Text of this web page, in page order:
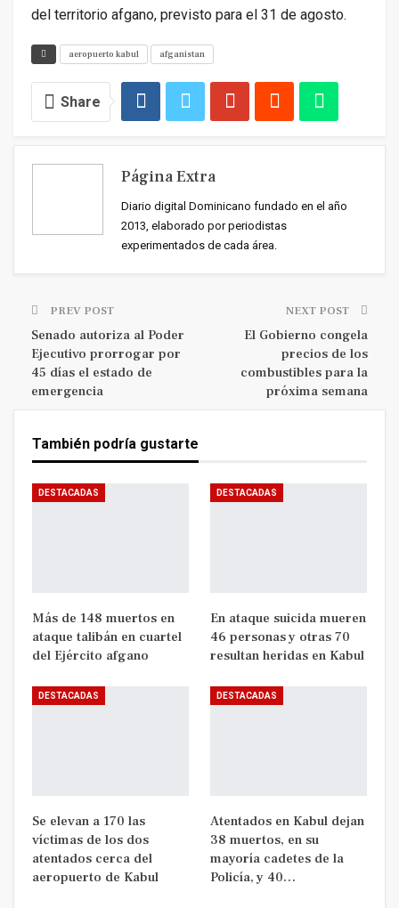
del territorio afgano, previsto para el 31 de agosto.
aeropuerto kabul afganistan
Share
Página Extra
Diario digital Dominicano fundado en el año
2013, elaborado por periodistas
experimentados de cada área.
PREV POST
Senado autoriza al Poder
Ejecutivo prorrogar por
45 días el estado de
emergencia
NEXT POST
El Gobierno congela
precios de los
combustibles para la
próxima semana
También podría gustarte
DESTACADAS
Más de 148 muertos en
ataque talibán en cuartel
del Ejército afgano
DESTACADAS
En ataque suicida mueren
46 personas y otras 70
resultan heridas en Kabul
DESTACADAS
Se elevan a 170 las
víctimas de los dos
atentados cerca del
aeropuerto de Kabul
DESTACADAS
Atentados en Kabul dejan
38 muertos, en su
mayoría cadetes de la
Policía, y 40…